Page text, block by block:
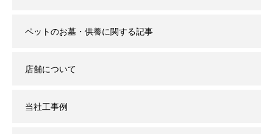
ペットのお墓・供養に関する記事
店舗について
当社工事例